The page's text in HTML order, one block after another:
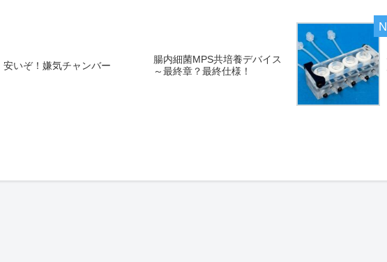
安いぞ！嫌気チャンバー
腸内細菌MPS共培養デバイス
～最終章？最終仕様！